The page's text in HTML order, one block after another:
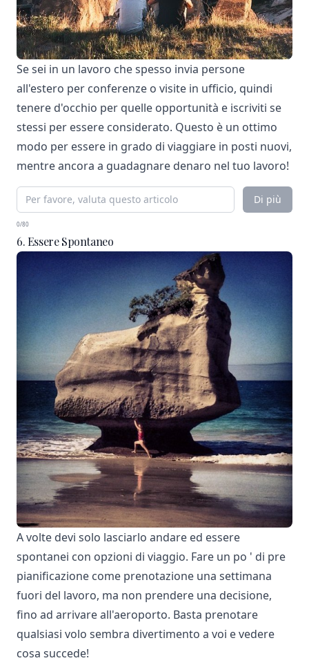
Se sei in un lavoro che spesso invia persone
all'estero per conferenze o visite in ufficio, quindi
tenere d'occhio per quelle opportunità e iscriviti se
stessi per essere considerato. Questo è un ottimo
modo per essere in grado di viaggiare in posti nuovi,
mentre ancora a guadagnare denaro nel tuo lavoro!
Di più
0/80
6. Essere Spontaneo
A volte devi solo lasciarlo andare ed essere
spontanei con opzioni di viaggio. Fare un po ' di pre
pianificazione come prenotazione una settimana
fuori del lavoro, ma non prendere una decisione,
fino ad arrivare all'aeroporto. Basta prenotare
qualsiasi volo sembra divertimento a voi e vedere
cosa succede!